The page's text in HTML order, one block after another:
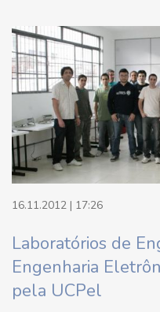
16.11.2012 | 17:26
Laboratórios de
Engenharia
pela UCPel